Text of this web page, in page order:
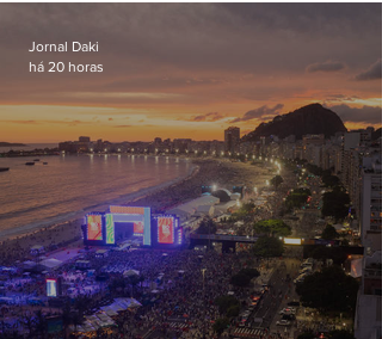
paternidade
Jornal Daki
há 20 horas